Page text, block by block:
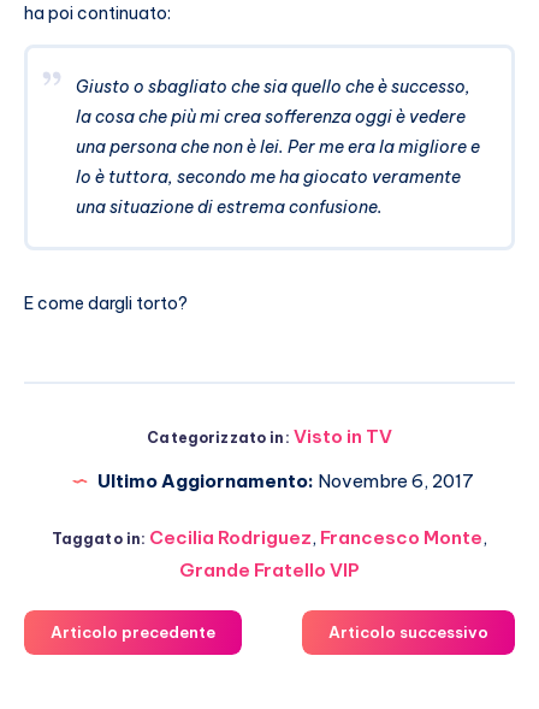
ha poi continuato:
Giusto o sbagliato che sia quello che è successo,
la cosa che più mi crea sofferenza oggi è vedere
una persona che non è lei. Per me era la migliore e
lo è tuttora, secondo me ha giocato veramente
una situazione di estrema confusione.
E come dargli torto?
Categorizzato in: Visto in TV
Ultimo Aggiornamento: Novembre 6, 2017
Taggato in: Cecilia Rodriguez, Francesco Monte,
Grande Fratello VIP
Articolo precedente Articolo successivo